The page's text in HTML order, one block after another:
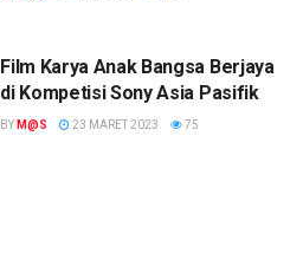
Film Karya Anak Bangsa Berjaya
di Kompetisi Sony Asia Pasifik
BY M@S 23 MARET 2023 75